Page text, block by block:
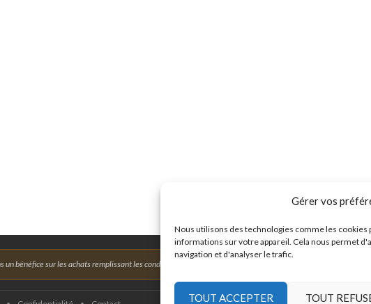
Gérer vos
Nous utilisons des technologies comme les cookies
informations sur votre appareil. Cela nous permet
navigation et d'analyser le trafic.
TOUT ACCEPTER TOUT
bénéfice sur les achats remplissant les conditions requises.